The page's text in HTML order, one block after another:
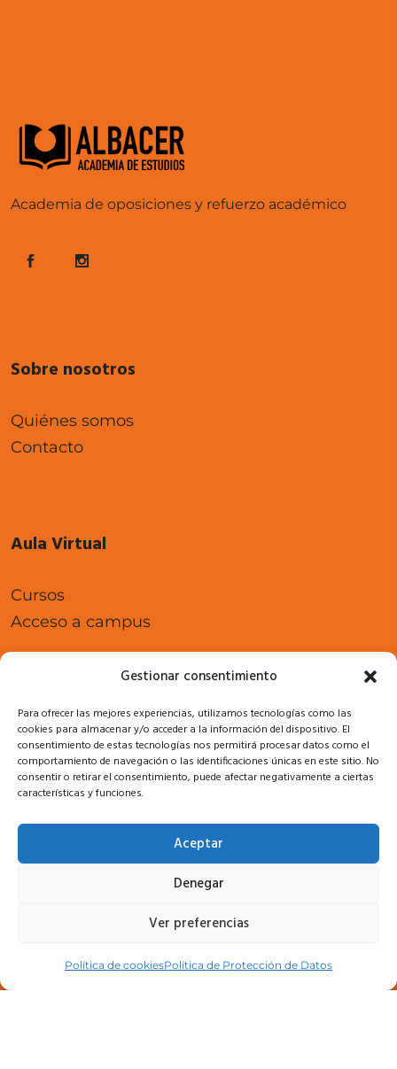
Gestionar consentimiento
Para ofrecer las mejores experiencias, utilizamos tecnologías como las
cookies para almacenar y/o acceder a la información del dispositivo. El
consentimiento de estas tecnologías nos permitirá procesar datos como el
comportamiento de navegación o las identificaciones únicas en este sitio. No
consentir o retirar el consentimiento, puede afectar negativamente a ciertas
características y funciones.
Aceptar
Denegar
Ver preferencias
Política de cookiesPolítica de Protección de Datos
Academia de oposiciones y refuerzo académico
Sobre nosotros
Quiénes somos
Contacto
Aula Virtual
Cursos
Acceso a campus
Legal
Política de privacidad
Política de Protección de Datos
Política de cookies (UE)
Copyright © 2025 Academia Albacer